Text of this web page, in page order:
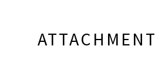
ATTACHMENT